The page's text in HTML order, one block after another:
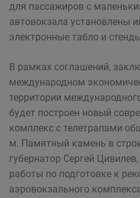
для пассажиров с
автовокзала установлены
электронные табло и
В рамках соглашений,
международном
территории
будет построен новый
комплекс с телетрапами
м. Памятный камень в
губернатор Сергей
работы по подготовке к
аэровокзального